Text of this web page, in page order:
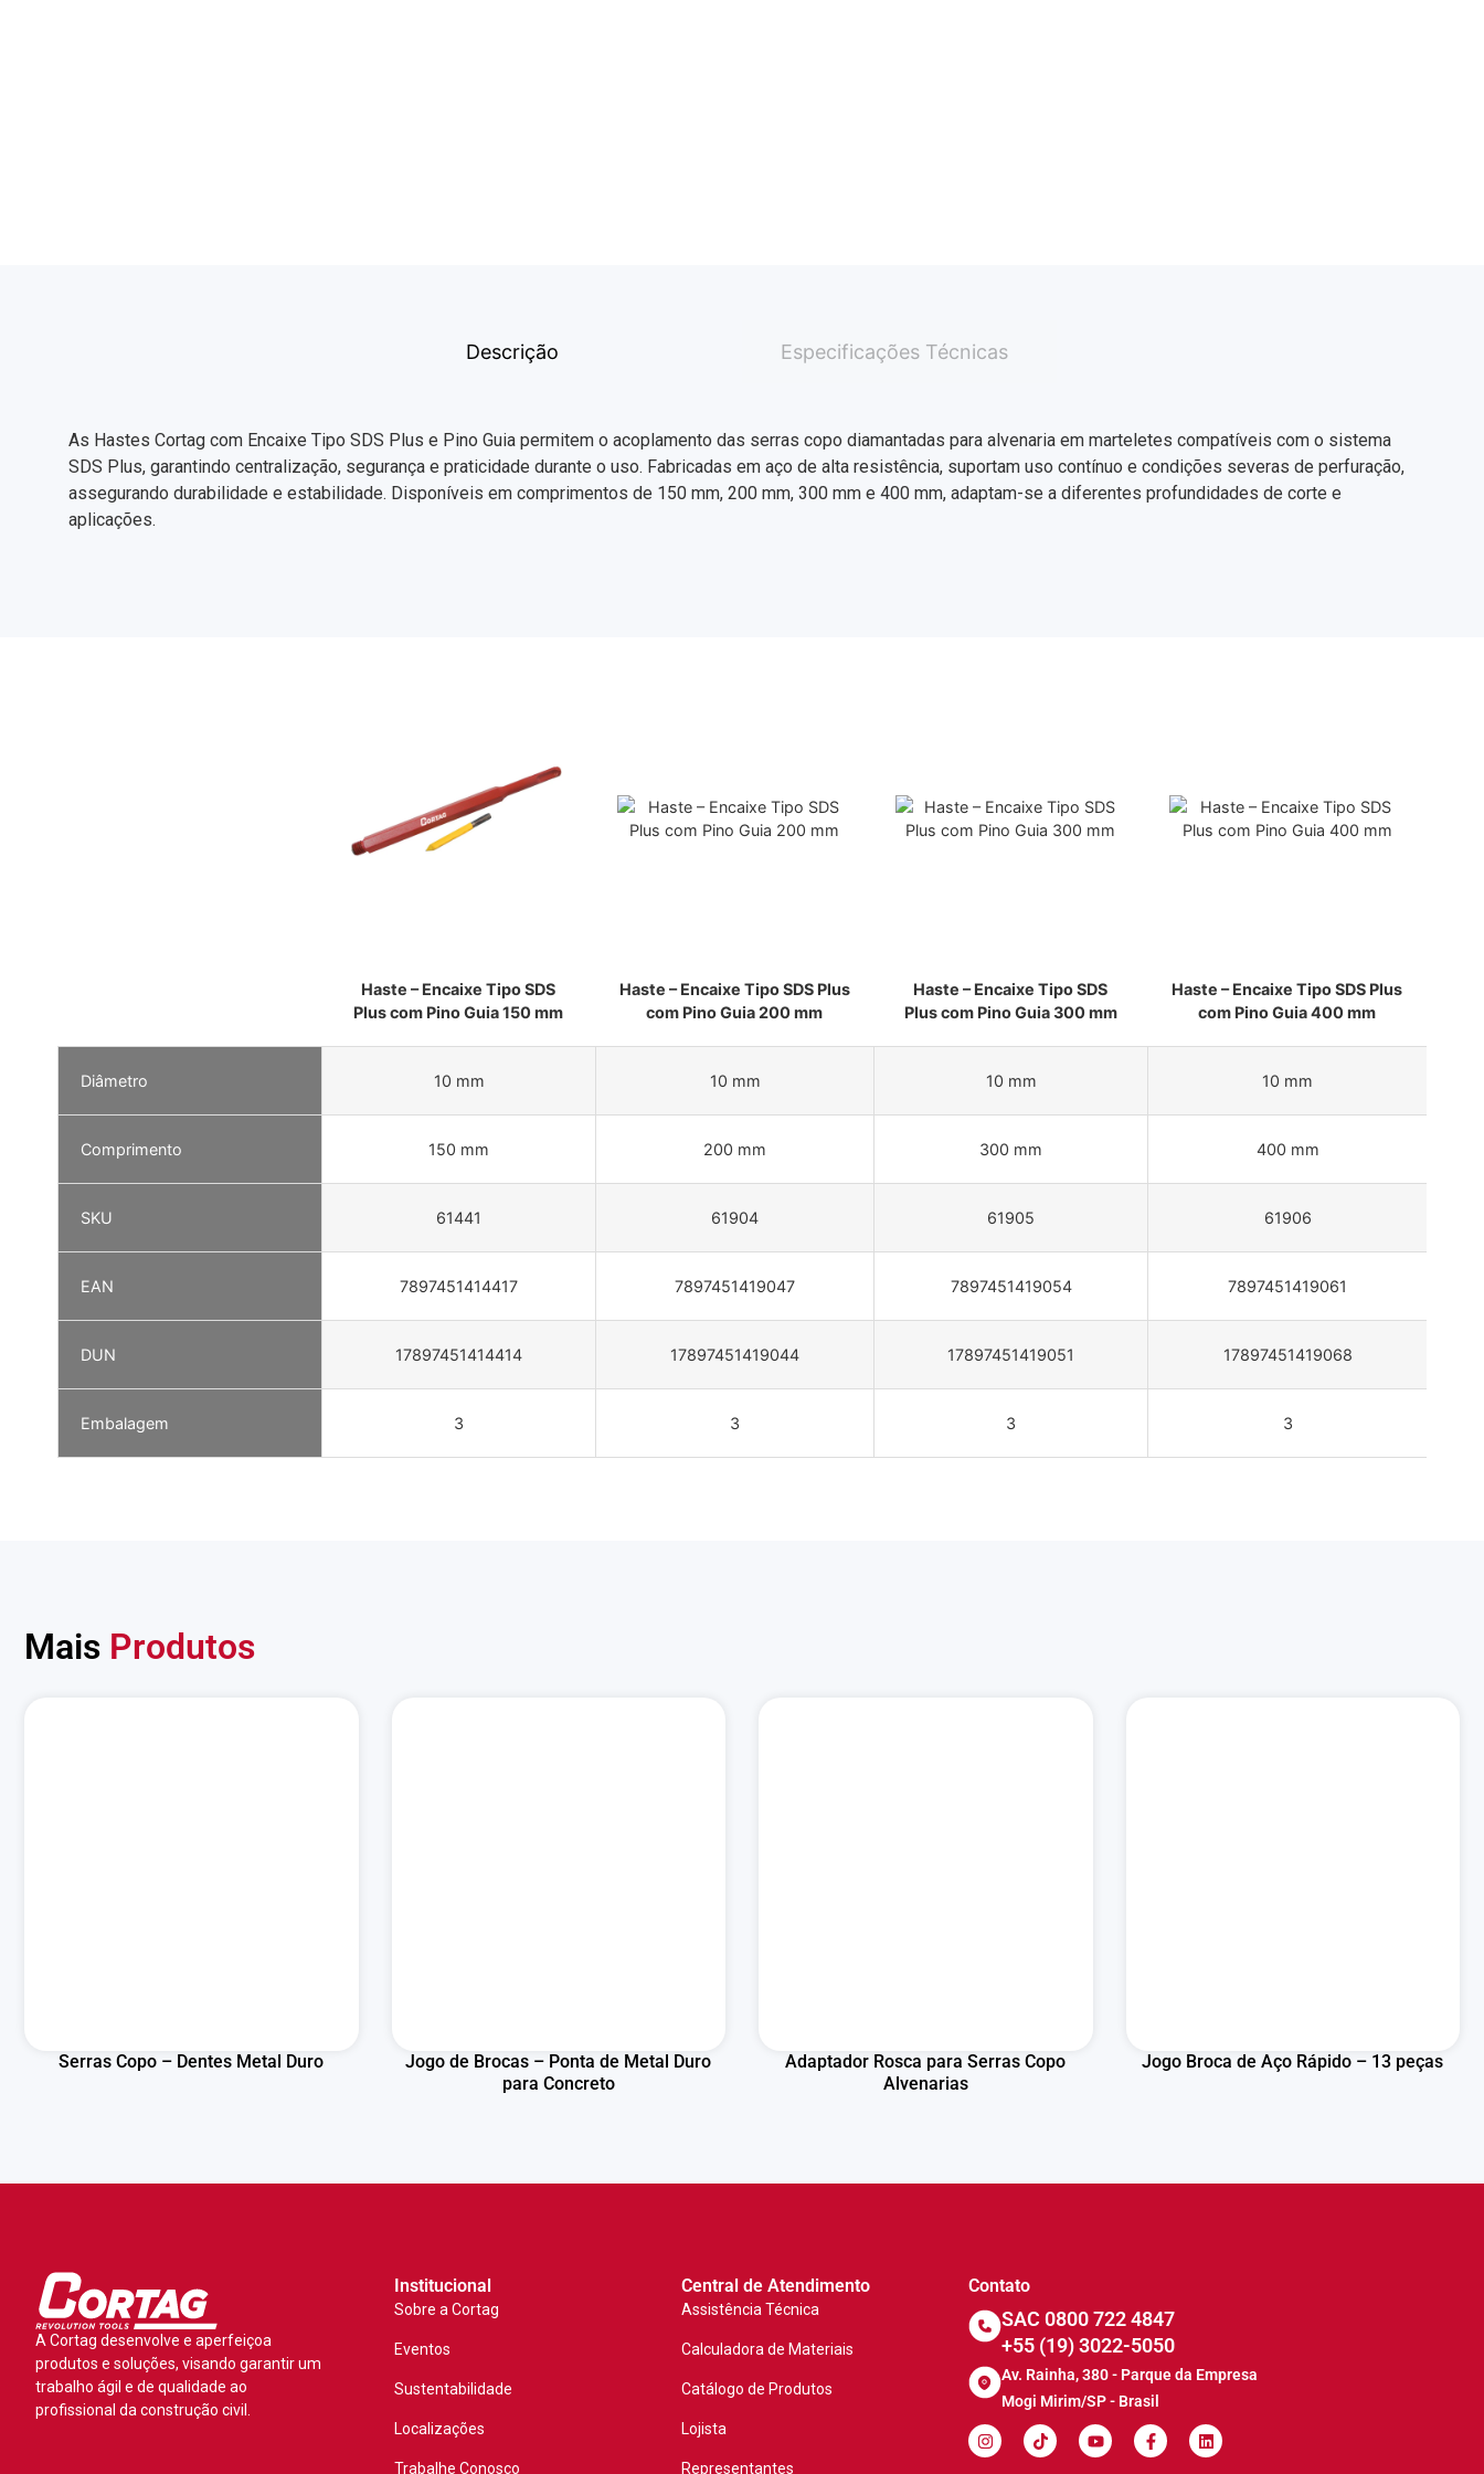
Descrição Especificações Técnicas
As Hastes Cortag com Encaixe Tipo SDS Plus e Pino Guia permitem o acoplamento das serras copo diamantadas para alvenaria em marteletes compatíveis com o sistema
SDS Plus, garantindo centralização, segurança e praticidade durante o uso. Fabricadas em aço de alta resistência, suportam uso contínuo e condições severas de perfuração,
assegurando durabilidade e estabilidade. Disponíveis em comprimentos de 150 mm, 200 mm, 300 mm e 400 mm, adaptam-se a diferentes profundidades de corte e
aplicações.
Haste – Encaixe Tipo SDS
Plus com Pino Guia 150 mm
Haste – Encaixe Tipo SDS Plus
com Pino Guia 200 mm
Haste – Encaixe Tipo SDS
Plus com Pino Guia 300 mm
Haste – Encaixe Tipo SDS Plus
com Pino Guia 400 mm
Diâmetro 10 mm 10 mm 10 mm 10 mm
Comprimento 150 mm 200 mm 300 mm 400 mm
SKU 61441 61904 61905 61906
EAN 7897451414417 7897451419047 7897451419054 7897451419061
DUN 17897451414414 17897451419044 17897451419051 17897451419068
Embalagem 3 3 3 3
Mais Produtos
Serras Copo – Dentes Metal Duro
Jogo de Brocas – Ponta de Metal Duro
para Concreto
Adaptador Rosca para Serras Copo
Alvenarias
Jogo Broca de Aço Rápido – 13 peças
A Cortag desenvolve e aperfeiçoa
produtos e soluções, visando garantir um
trabalho ágil e de qualidade ao
profissional da construção civil.
Institucional
Sobre a Cortag
Eventos
Sustentabilidade
Localizações
Trabalhe Conosco
Central de Atendimento
Assistência Técnica
Calculadora de Materiais
Catálogo de Produtos
Lojista
Representantes
Contato
SAC 0800 722 4847
+55 (19) 3022-5050
Av. Rainha, 380 - Parque da Empresa
Mogi Mirim/SP - Brasil